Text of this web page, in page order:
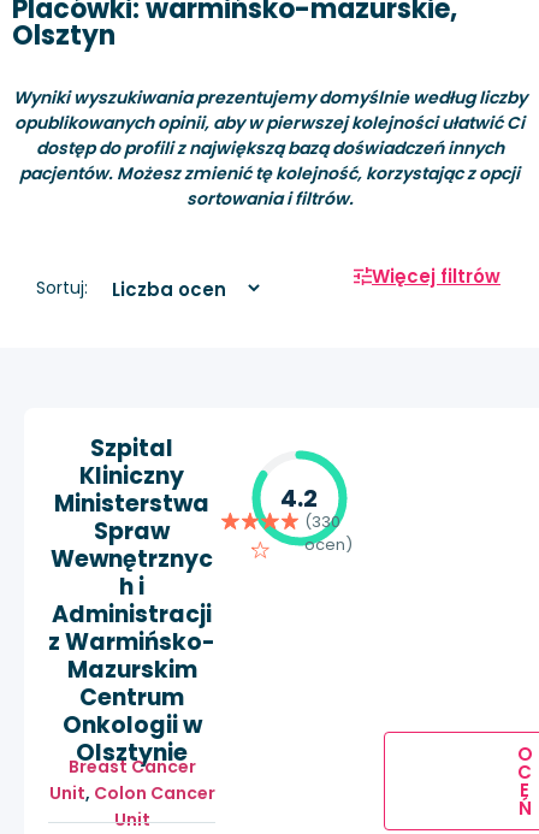
Placówki: warmińsko-mazurskie,
Olsztyn
Wyniki wyszukiwania prezentujemy domyślnie według liczby
opublikowanych opinii, aby w pierwszej kolejności ułatwić Ci
dostęp do profili z największą bazą doświadczeń innych
pacjentów. Możesz zmienić tę kolejność, korzystając z opcji
sortowania i filtrów.
Sortuj: Więcej filtrów
Szpital
Kliniczny
Ministerstwa
Spraw
Wewnętrznyc
h i
Administracji
z Warmińsko-
Mazurskim
Centrum
Onkologii w
Olsztynie
Breast Cancer
Unit, Colon Cancer
Unit
4.2
(330
ocen)
O
C
E
Ń